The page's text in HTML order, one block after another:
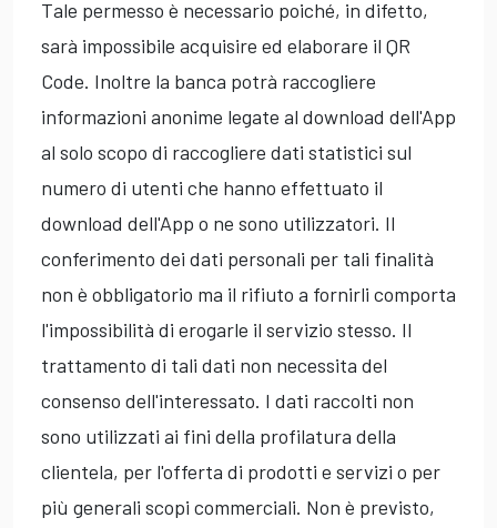
Tale permesso è necessario poiché, in difetto,
sarà impossibile acquisire ed elaborare il QR
Code. Inoltre la banca potrà raccogliere
informazioni anonime legate al download dell'App
al solo scopo di raccogliere dati statistici sul
numero di utenti che hanno effettuato il
download dell'App o ne sono utilizzatori. Il
conferimento dei dati personali per tali finalità
non è obbligatorio ma il rifiuto a fornirli comporta
l'impossibilità di erogarle il servizio stesso. Il
trattamento di tali dati non necessita del
consenso dell'interessato. I dati raccolti non
sono utilizzati ai fini della profilatura della
clientela, per l'offerta di prodotti e servizi o per
più generali scopi commerciali. Non è previsto,